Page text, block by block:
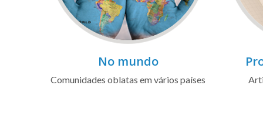
No mundo
Comunidades oblatas em vários países